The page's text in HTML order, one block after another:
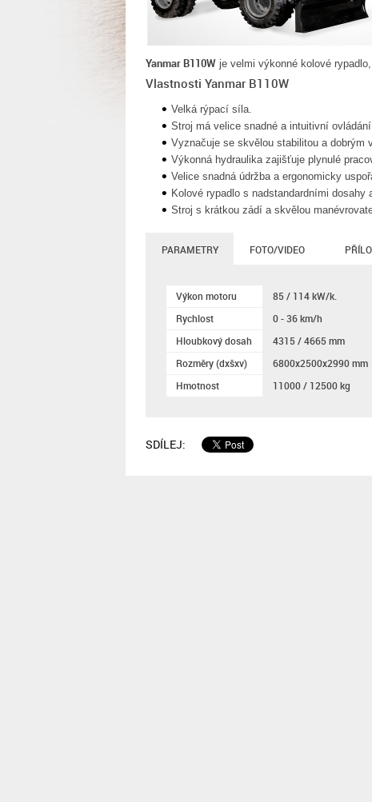
Yanmar B110W je velmi výkonné kolové
Vlastnosti Yanmar B110W
Velká rýpací síla.
Stroj má velice snadné a intuitivní
Vyznačuje se skvělou stabilitou a dobrým
Výkonná hydraulika zajišťuje plynulé
Velice snadná údržba a ergonomicky
Kolové rypadlo s nadstandardními dosahy
Stroj s krátkou zádí a skvělou
PARAMETRY FOTO/VIDEO
Výkon motoru
85 / 114 kW/k.
Rychlost
0 - 36 km/h
Hloubkový dosah
4315 / 4665 mm
Rozměry (dxšxv)
6800x2500x2990 mm
Hmotnost
11000 / 12500 kg
SDÍLEJ: